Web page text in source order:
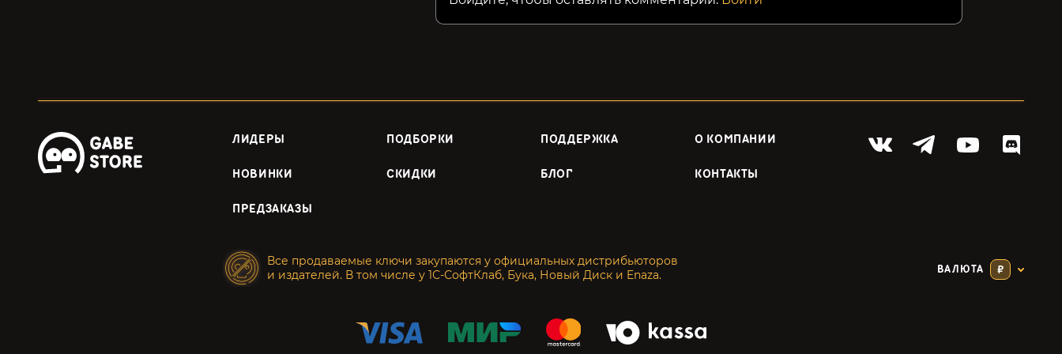
ЛИДЕРЫ ПОДБОРКИ ПОДДЕРЖКА О КОМПАНИИ
НОВИНКИ СКИДКИ БЛОГ КОНТАКТЫ
ПРЕДЗАКАЗЫ
Все продаваемые ключи закупаются у официальных дистрибьюторов
и издателей. В том числе у 1С-СофтКлаб, Бука, Новый Диск и Enaza.
ВАЛЮТА ₽